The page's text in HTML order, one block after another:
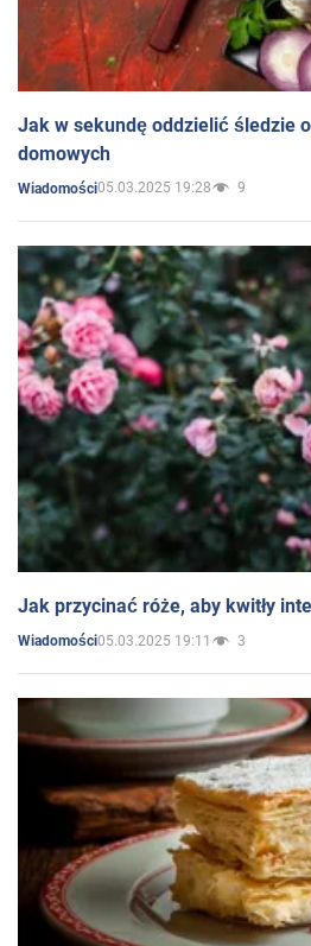
Jak w sekundę oddzielić śledzie
domowych
Wiadomości05.03.2025 19:28 9
Jak przycinać róże, aby kwitły
Wiadomości05.03.2025 19:11 3